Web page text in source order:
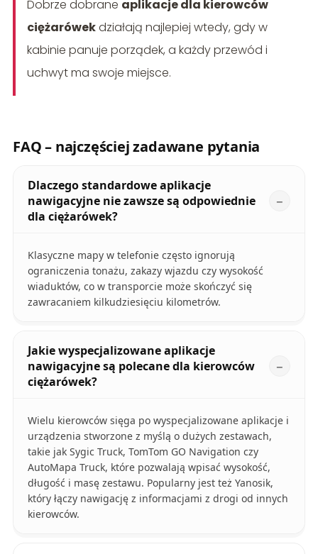
Dobrze dobrane aplikacje dla kierowców
ciężarówekdziałają najlepiej wtedy, gdy w
kabinie panuje porządek, a każdy przewód i
uchwyt ma swoje miejsce.
FAQ – najczęściej zadawane pytania
Dlaczego standardowe aplikacje
nawigacyjne nie zawsze są odpowiednie
dla ciężarówek?
Klasyczne mapy w telefonie często ignorują
ograniczenia tonażu, zakazy wjazdu czy wysokość
wiaduktów, co w transporcie może skończyć się
zawracaniem kilkudziesięciu kilometrów.
Jakie wyspecjalizowane aplikacje
nawigacyjne są polecane dla kierowców
ciężarówek?
Wielu kierowców sięga po wyspecjalizowane aplikacje i
urządzenia stworzone z myślą o dużych zestawach,
takie jak Sygic Truck, TomTom GO Navigation czy
AutoMapa Truck, które pozwalają wpisać wysokość,
długość i masę zestawu. Popularny jest też Yanosik,
który łączy nawigację z informacjami z drogi od innych
kierowców.